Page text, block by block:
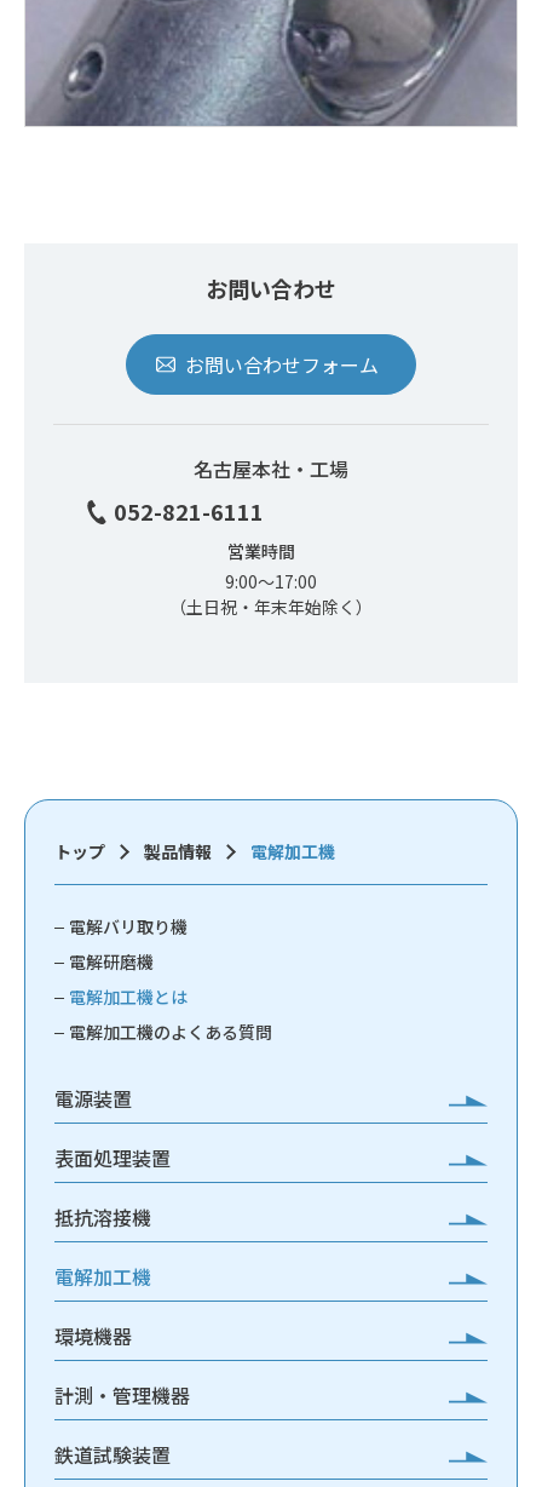
お問い合わせ
お問い合わせフォーム
名古屋本社・工場
052-821-6111
営業時間
9:00〜17:00
（土日祝・年末年始除く）
トップ 製品情報 電解加工機
電解バリ取り機
電解研磨機
電解加工機とは
電解加工機のよくある質問
電源装置
表面処理装置
抵抗溶接機
電解加工機
環境機器
計測・管理機器
鉄道試験装置